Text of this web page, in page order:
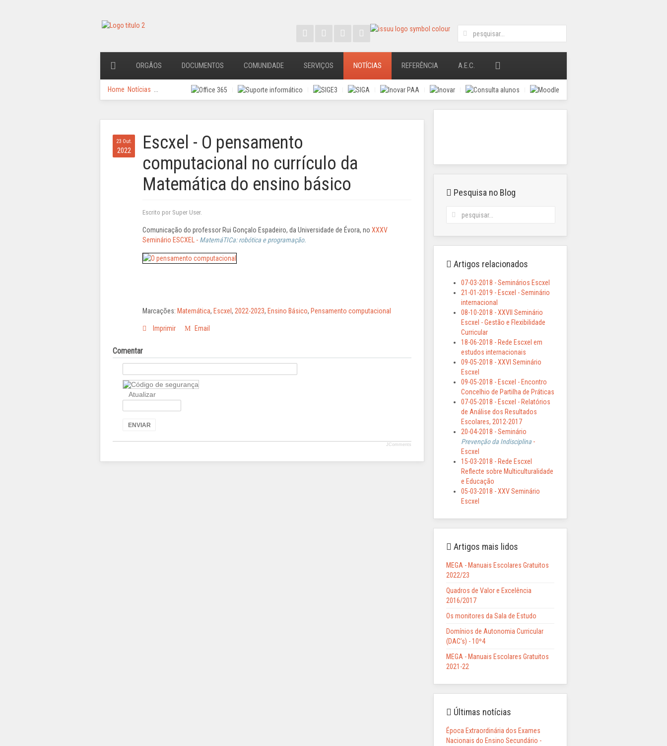
ORGÃOS DOCUMENTOS COMUNIDADE SERVIÇOS NOTÍCIAS REFERÊNCIA A.E.C.
Home Notícias
23 Out.
2022
Escxel - O pensamento
computacional no currículo da
Matemática do ensino básico
Escrito por Super User.
Comunicação do professor Rui Gonçalo Espadeiro, da Universidade de Évora, no XXXV
Seminário ESCXEL - MatemáTICa: robótica e programação.
Marcações: Matemática, Escxel, 2022-2023, Ensino Básico, Pensamento computacional
Imprimir Email
Comentar
Atualizar
ENVIAR
JComments
Pesquisa no Blog
Artigos relacionados
07-03-2018 - Seminários Escxel
21-01-2019 - Escxel - Seminário
internacional
08-10-2018 - XXVII Seminário
Escxel - Gestão e Flexibilidade
Curricular
18-06-2018 - Rede Escxel em
estudos internacionais
09-05-2018 - XXVI Seminário
Escxel
09-05-2018 - Escxel - Encontro
Concelhio de Partilha de Práticas
07-05-2018 - Escxel - Relatórios
de Análise dos Resultados
Escolares, 2012-2017
20-04-2018 - Seminário
Prevenção da Indisciplina -
Escxel
15-03-2018 - Rede Escxel
Reflecte sobre Multiculturalidade
e Educação
05-03-2018 - XXV Seminário
Escxel
Artigos mais lidos
MEGA - Manuais Escolares Gratuitos
2022/23
Quadros de Valor e Excelência
2016/2017
Os monitores da Sala de Estudo
Domínios de Autonomia Curricular
(DAC’s) - 10º4
MEGA - Manuais Escolares Gratuitos
2021-22
Últimas notícias
Época Extraordinária dos Exames
Nacionais do Ensino Secundário -